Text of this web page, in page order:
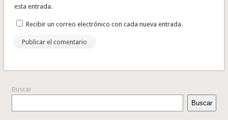
esta entrada.
Recibir un correo electrónico con cada nueva entrada.
Buscar
Buscar